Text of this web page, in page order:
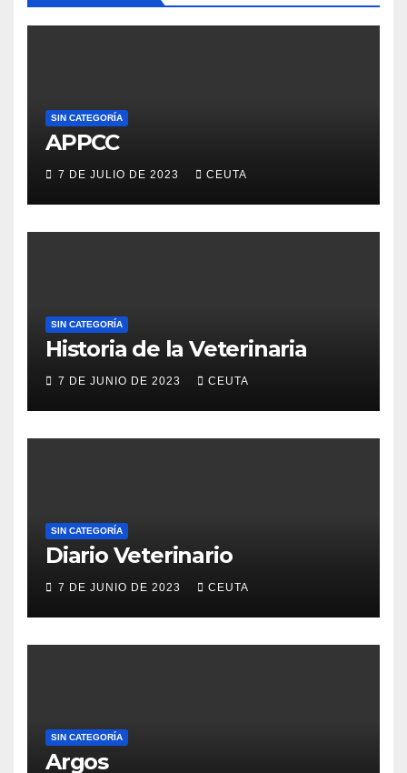
SIN CATEGORÍA
APPCC
7 DE JULIO DE 2023 CEUTA
SIN CATEGORÍA
Historia de la Veterinaria
7 DE JUNIO DE 2023 CEUTA
SIN CATEGORÍA
Diario Veterinario
7 DE JUNIO DE 2023 CEUTA
SIN CATEGORÍA
Argos